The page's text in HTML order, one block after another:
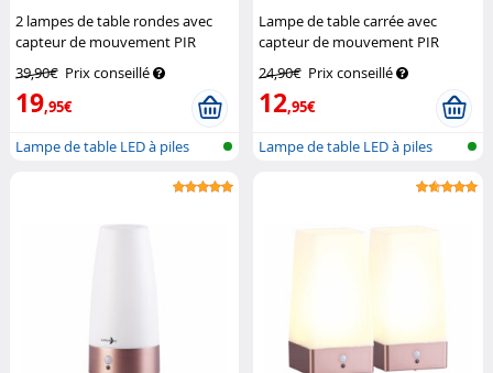
2 lampes de table rondes avec
capteur de mouvement PIR
Lunartec
39,90€ Prix conseillé
19,95€
Lampe de table LED à piles
Lampe de table carrée avec
capteur de mouvement PIR
Lunartec
24,90€ Prix conseillé
12,95€
Lampe de table LED à piles